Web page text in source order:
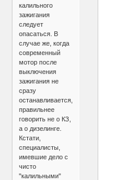
калильного
зажигания
следует
опасаться. В
случае же, когда
современный
мотор после
выключения
зажигания не
сразу
останавливается,
правильнее
говорить не о КЗ,
а о дизелинге.
Кстати,
специалисты,
имевшие дело с
чисто
"калильными"